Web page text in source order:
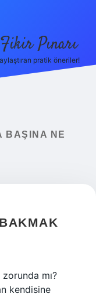
Pınarı
pratik öneriler!
BAŞINA NE
mı?
kendisine